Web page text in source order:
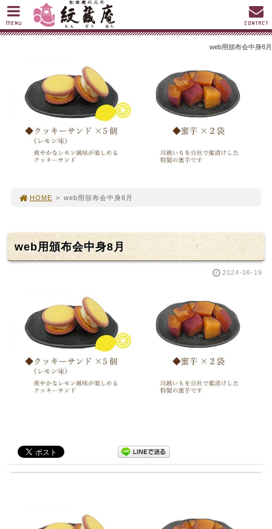
web用頒布会中身8月
HOME > web用頒布会中身8月
web用頒布会中身8月
2024-06-19
MENU CONTACT